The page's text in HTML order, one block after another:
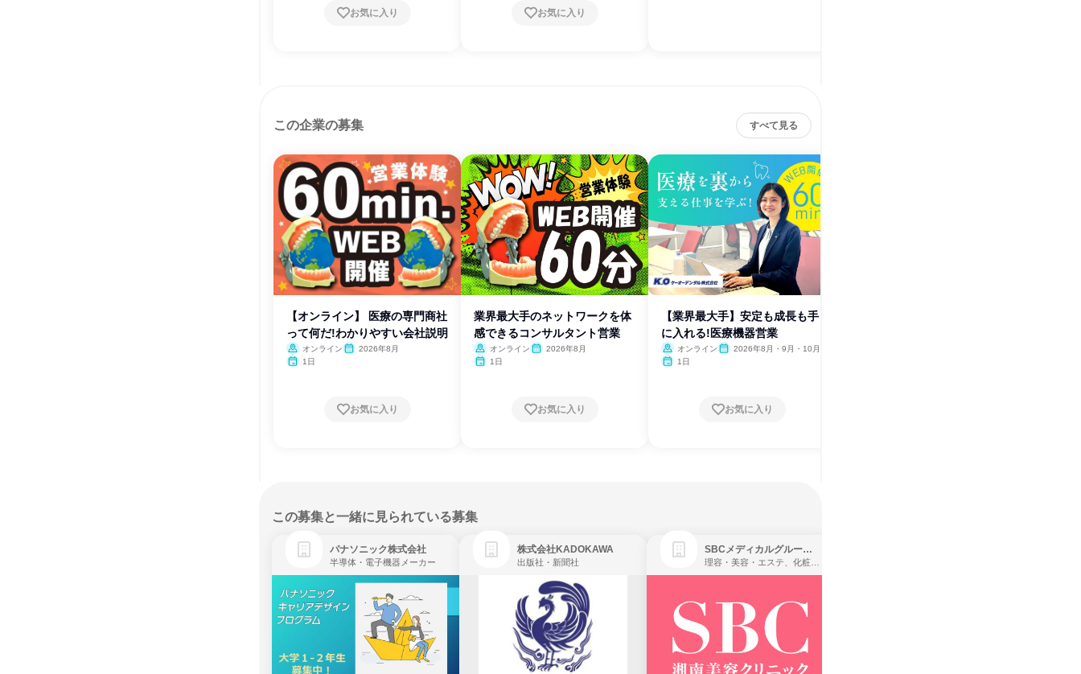
お気に入り お気に入り
この企業の募集 すべて見る
【オンライン】 医療の専門商社
って何だ!わかりやすい会社説明
オンライン
2026年8月
1日
お気に入り
業界最大手のネットワークを体
感できるコンサルタント営業
オンライン
2026年8月
1日
お気に入り
【業界最大手】安定も成長も手
に入れる!医療機器営業
オンライン
2026年8月・9月・10月
1日
お気に入り
この募集と一緒に見られている募集
パナソニック株式会社
半導体・電子機器メーカー
株式会社KADOKAWA
出版社・新聞社
SBCメディカルグループ株式会社